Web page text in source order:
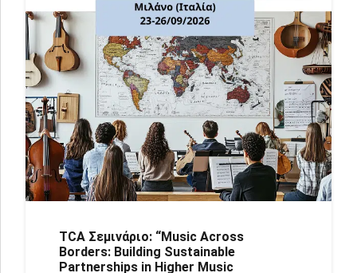
TCA Σεμινάριο: “Music Across
Borders: Building Sustainable
Partnerships in Higher Music